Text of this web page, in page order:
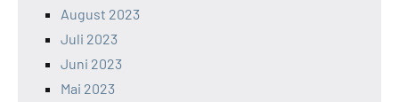
August 2023
Juli 2023
Juni 2023
Mai 2023